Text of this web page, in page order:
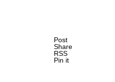
Post
Share
RSS
Pin it